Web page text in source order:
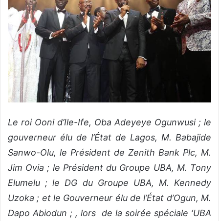
Le roi Ooni d’Ile-Ife, Oba Adeyeye Ogunwusi ; le
gouverneur élu de l’État de Lagos, M. Babajide
Sanwo-Olu, le Président de Zenith Bank Plc, M.
Jim Ovia ; le Président du Groupe UBA, M. Tony
Elumelu ; le DG du Groupe UBA, M. Kennedy
Uzoka ; et le Gouverneur élu de l’État d’Ogun, M.
Dapo Abiodun ; , lors de la soirée spéciale ‘UBA